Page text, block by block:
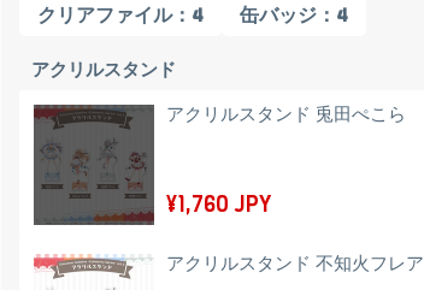
クリアファイル：4 缶バッジ ：4
アクリルスタンド
アクリルスタンド 兎田ぺこら
¥1,760 JPY
アクリルスタンド 不知火フレア